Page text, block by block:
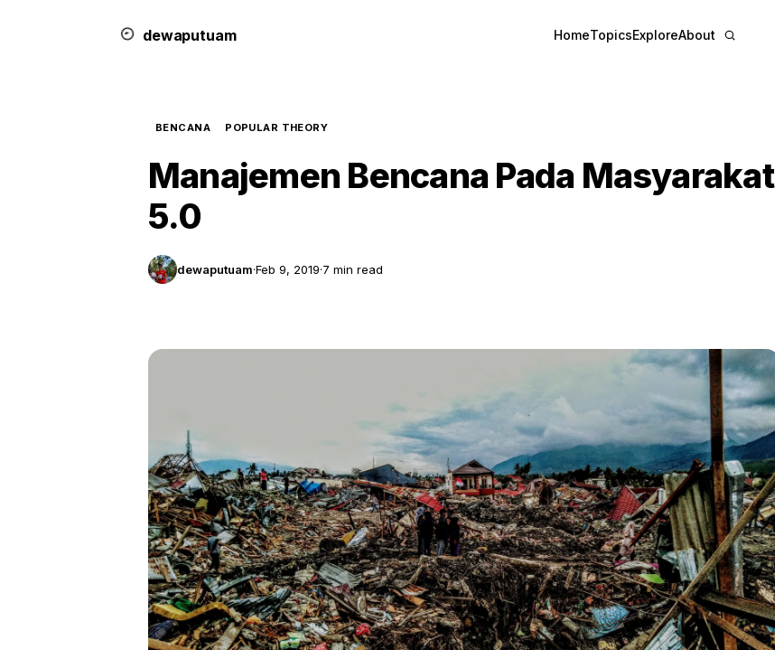
dewaputuam HomeTopicsExploreAbout
BENCANA POPULAR THEORY
Manajemen Bencana Pada Masyarakat
5.0
dewaputuam·Feb 9, 2019·7 min read